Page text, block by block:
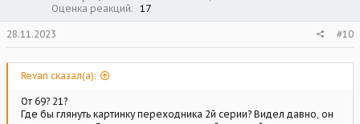
Оценка реакций
17
28.11.2023 #10
Revan сказал(а):
От 69? 21?
Где бы глянуть картинку переходника 2й серии? Видел давно, он